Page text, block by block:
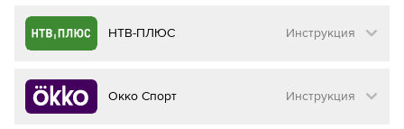
Как смотреть бесплатно трансляцию матча
Матч ТВ
Инструкция
Перейдите на сайт МАТЧ ТВ
НТВ-ПЛЮС Инструкция
Как смотреть бесплатно трансляцию матча
на НТВ ПЛЮС
Окко Спорт Инструкция